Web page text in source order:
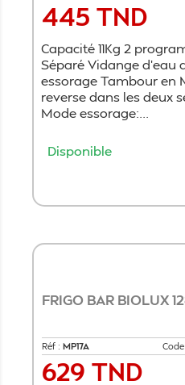
Prix
445 TND
Capacité 11Kg 2
Séparé Vidange d'eau
essorage Tambour en
reverse dans les deux
Mode essorage:...
Disponible
FRIGO BAR BIOLUX
Réf : MP17A
Prix
629 TND